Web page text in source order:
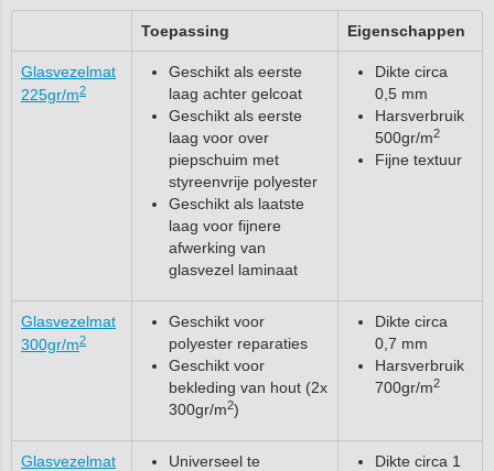
Toepassing Eigenschappen
Glasvezelmat
225gr/m2
Geschikt als eerste
laag achter gelcoat
Geschikt als eerste
laag voor over
piepschuim met
styreenvrije polyester
Geschikt als laatste
laag voor fijnere
afwerking van
glasvezel laminaat
Dikte circa
0,5 mm
Harsverbruik
500gr/m2
Fijne textuur
Glasvezelmat
300gr/m2
Geschikt voor
polyester reparaties
Geschikt voor
bekleding van hout (2x
300gr/m2)
Dikte circa
0,7 mm
Harsverbruik
700gr/m2
Glasvezelmat
Universeel te
Dikte circa 1